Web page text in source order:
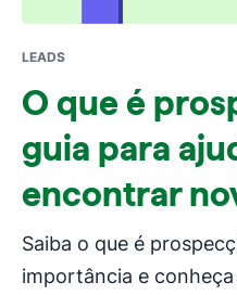
LEADS
O que é
guia para
encontrar
Saiba o que é
importância e